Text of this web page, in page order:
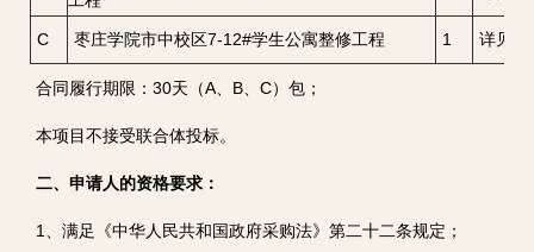
C 枣庄学院市中校区7-12#学生公寓整修工程 1 详见磋
合同履行期限：30天（A、B、C）包；
本项目不接受联合体投标。
二、申请人的资格要求：
1、满足《中华人民共和国政府采购法》第二十二条规定；